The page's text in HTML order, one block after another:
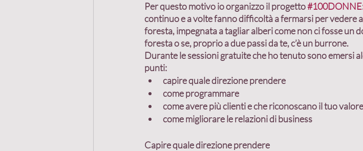
Progetto comune
Per questo motivo io organizzo il progetto #100DONNE
continuo e a volte fanno difficoltà a fermarsi per vedere
foresta, impegnata a tagliar alberi come non ci fosse un
foresta o se, proprio a due passi da te, c’è un burrone.
Durante le sessioni gratuite che ho tenuto sono emersi
punti:
capire quale direzione prendere
come programmare
come avere più clienti e che riconoscano il tuo valore
come migliorare le relazioni di business
Capire quale direzione prendere